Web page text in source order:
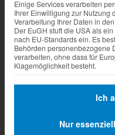
Einige Services verarbeiten
Ihrer Einwilligung zur Nutzung
Verarbeitung Ihrer Daten in
Der EuGH stuft die USA als
nach EU-Standards ein. Es
Behörden personenbezogene
verarbeiten, ohne dass für
Klagemöglichkeit besteht.
Ich
Nur